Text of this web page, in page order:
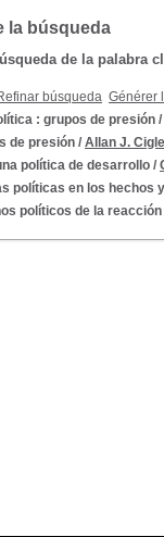
la búsqueda
de la palabra
búsqueda Générer
: grupos de presión /
de presión / Allan J.
política de desarrollo /
políticas en los hechos
políticos de la